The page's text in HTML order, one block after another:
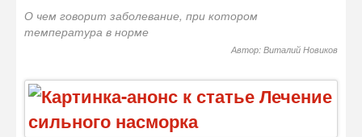
О чем говорит заболевание, при котором
температура в норме
Автор: Виталий Новиков